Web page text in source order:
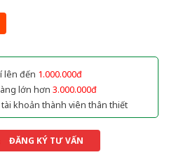
lên đến 1.000.000đ
lớn hơn 3.000.000đ
khoản thành viên thân thiết
ĐĂNG KÝ TƯ VẤN